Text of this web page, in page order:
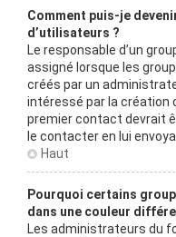
Comment puis-je
d’utilisateurs ?
Le responsable d’un
assigné lorsque les
créés par un
intéressé par la création
premier contact devrait
le contacter en lui
Haut
Pourquoi certains
dans une couleur
Les administrateurs du